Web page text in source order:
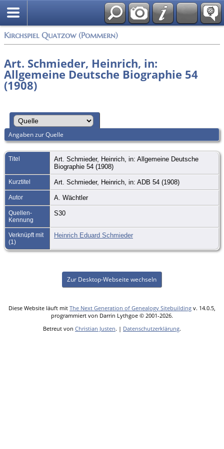
Kirchspiel Quatzow (Pommern)
Art. Schmieder, Heinrich, in:
Allgemeine Deutsche Biographie 54
(1908)
Angaben zur Quelle
Titel
Art. Schmieder, Heinrich, in: Allgemeine Deutsche
Biographie 54 (1908)
Kurztitel Art. Schmieder, Heinrich, in: ADB 54 (1908)
Autor A. Wächtler
Quellen-
Kennung
S30
Verknüpft mit
(1)
Heinrich Eduard Schmieder
Zur Desktop-Webseite wechseln
Diese Website läuft mit The Next Generation of Genealogy Sitebuilding v. 14.0.5,
programmiert von Darrin Lythgoe © 2001-2026.
Betreut von Christian Justen. | Datenschutzerklärung.